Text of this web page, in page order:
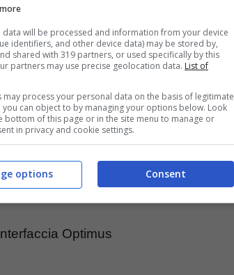
Optimus
data will be processed and information from your device
identifiers, and other device data) may be stored by,
shared with 319 partners, or used specifically by this
partners may use precise geolocation data. List of
may process your personal data on the basis of legitimate
you can object to by managing your options below. Look
bottom of this page or in the site menu to manage or
in privacy and cookie settings.
Consent
options